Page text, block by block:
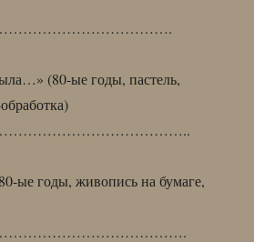
(80-ые годы, пастель,
ые годы, живопись на бумаге,